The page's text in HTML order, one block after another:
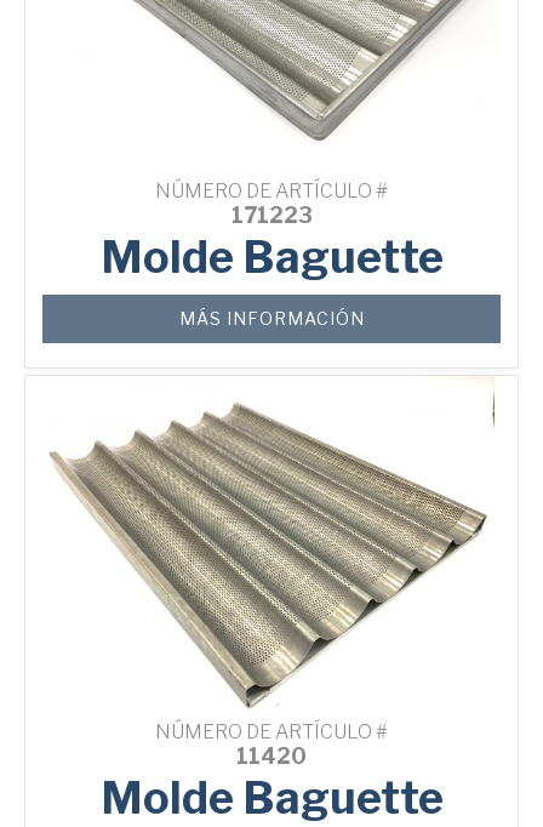
NÚMERO DE ARTÍCULO #
171223
Molde Baguette
MÁS INFORMACIÓN
NÚMERO DE ARTÍCULO #
11420
Molde Baguette